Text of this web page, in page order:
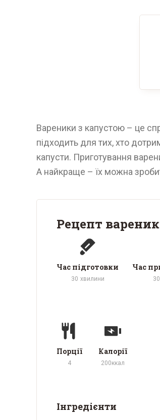
Вареники з капустою – це
підходить для тих, хто
капусти. Приготування
А найкраще – їх можна
Рецепт
Час підготовки
30 хвилини
Час
30
Порції
4
Калорії
200ккал
Інгредієнти